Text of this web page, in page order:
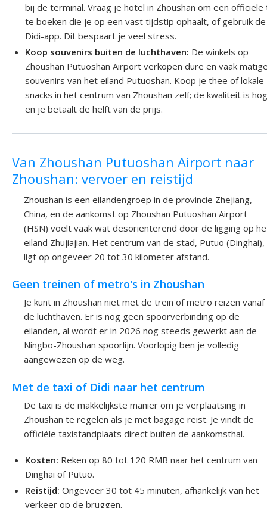
bij de terminal. Vraag je hotel in Zhoushan om een officiële
te boeken die je op een vast tijdstip ophaalt, of gebruik de
Didi-app. Dit bespaart je veel stress.
Koop souvenirs buiten de luchthaven: De winkels op
Zhoushan Putuoshan Airport verkopen dure en vaak
souvenirs van het eiland Putuoshan. Koop je thee of lokale
snacks in het centrum van Zhoushan zelf; de kwaliteit is
en je betaalt de helft van de prijs.
Van Zhoushan Putuoshan Airport naar
Zhoushan: vervoer en reistijd
Zhoushan is een eilandengroep in de provincie Zhejiang,
China, en de aankomst op Zhoushan Putuoshan Airport
(HSN) voelt vaak wat desoriënterend door de ligging op
eiland Zhujiajian. Het centrum van de stad, Putuo (Dinghai),
ligt op ongeveer 20 tot 30 kilometer afstand.
Geen treinen of metro's in Zhoushan
Je kunt in Zhoushan niet met de trein of metro reizen vanaf
de luchthaven. Er is nog geen spoorverbinding op de
eilanden, al wordt er in 2026 nog steeds gewerkt aan de
Ningbo-Zhoushan spoorlijn. Voorlopig ben je volledig
aangewezen op de weg.
Met de taxi of Didi naar het centrum
De taxi is de makkelijkste manier om je verplaatsing in
Zhoushan te regelen als je met bagage reist. Je vindt de
officiële taxistandplaats direct buiten de aankomsthal.
Kosten: Reken op 80 tot 120 RMB naar het centrum van
Dinghai of Putuo.
Reistijd: Ongeveer 30 tot 45 minuten, afhankelijk van het
verkeer op de bruggen.